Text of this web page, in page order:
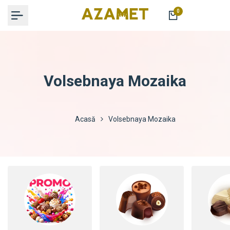
0
Volsebnaya Mozaika
Acasă Volsebnaya Mozaika